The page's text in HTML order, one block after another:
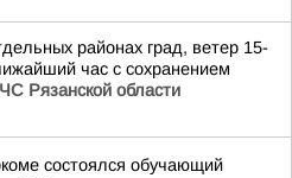
районах град, ветер 15-
час с сохранением
Рязанской области
состоялся обучающий